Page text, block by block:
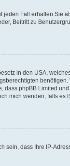
jeden Fall erhalten Sie
Beitritt zu
in den USA,
benötigen.
dass phpBB Limited
mich wenden, falls es
sein, dass Ihre IP-